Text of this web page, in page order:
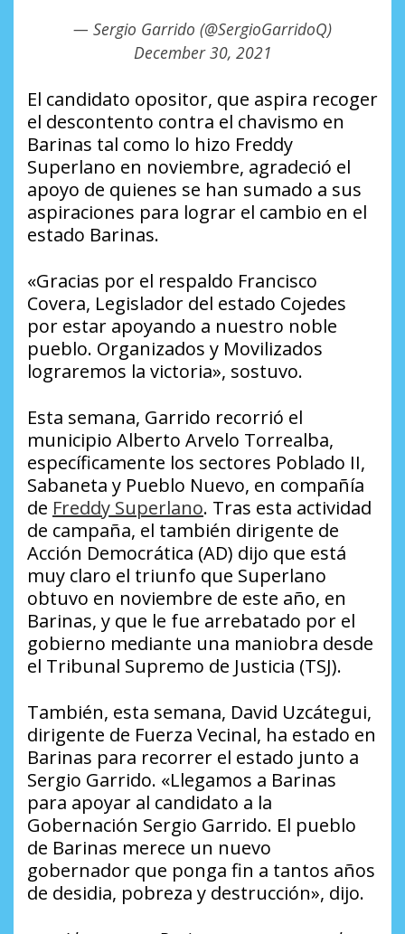
— Sergio Garrido (@SergioGarridoQ)
December 30, 2021
El candidato opositor, que aspira recoger
el descontento contra el chavismo en
Barinas tal como lo hizo Freddy
Superlano en noviembre, agradeció el
apoyo de quienes se han sumado a sus
aspiraciones para lograr el cambio en el
estado Barinas.
«Gracias por el respaldo Francisco
Covera, Legislador del estado Cojedes
por estar apoyando a nuestro noble
pueblo. Organizados y Movilizados
lograremos la victoria», sostuvo.
Esta semana, Garrido recorrió el
municipio Alberto Arvelo Torrealba,
específicamente los sectores Poblado II,
Sabaneta y Pueblo Nuevo, en compañía
de Freddy Superlano. Tras esta actividad
de campaña, el también dirigente de
Acción Democrática (AD) dijo que está
muy claro el triunfo que Superlano
obtuvo en noviembre de este año, en
Barinas, y que le fue arrebatado por el
gobierno mediante una maniobra desde
el Tribunal Supremo de Justicia (TSJ).
También, esta semana, David Uzcátegui,
dirigente de Fuerza Vecinal, ha estado en
Barinas para recorrer el estado junto a
Sergio Garrido. «Llegamos a Barinas
para apoyar al candidato a la
Gobernación Sergio Garrido. El pueblo
de Barinas merece un nuevo
gobernador que ponga fin a tantos años
de desidia, pobreza y destrucción», dijo.